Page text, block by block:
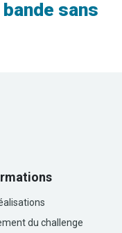
sans
du challenge